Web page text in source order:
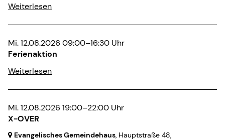
Weiterlesen
Mi. 12.08.2026 09:00–16:30 Uhr
Ferienaktion
Weiterlesen
Mi. 12.08.2026 19:00–22:00 Uhr
X-OVER
Evangelisches Gemeindehaus, Hauptstraße 48,